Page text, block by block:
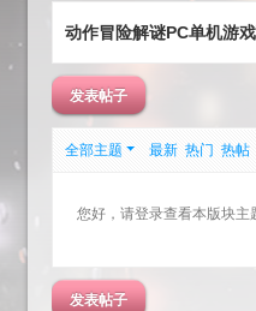
星
空
动作冒险解谜PC单机游
发表帖子
全部主题 最新 热门 热帖
您好，请登录查看本版块
发表帖子